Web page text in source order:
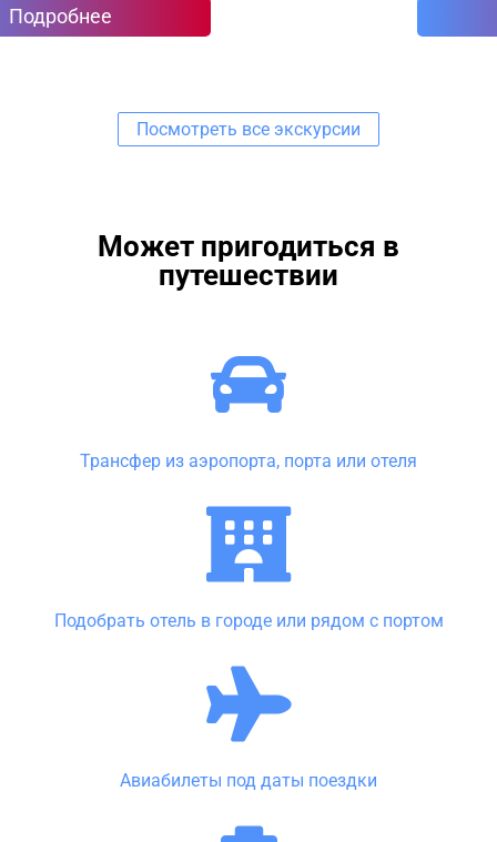
Посмотреть все экскурсии
Может пригодиться в
путешествии
Трансфер из аэропорта, порта или отеля
Подобрать отель в городе или рядом с портом
Авиабилеты под даты поездки